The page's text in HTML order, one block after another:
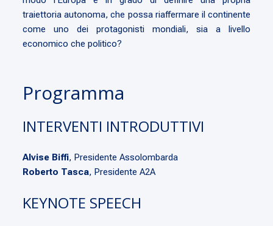
traiettoria autonoma, che possa riaffermare il continente
come uno dei protagonisti mondiali, sia a livello
economico che politico?
Programma
INTERVENTI INTRODUTTIVI
Alvise Biffi, Presidente Assolombarda
Roberto Tasca, Presidente A2A
KEYNOTE SPEECH